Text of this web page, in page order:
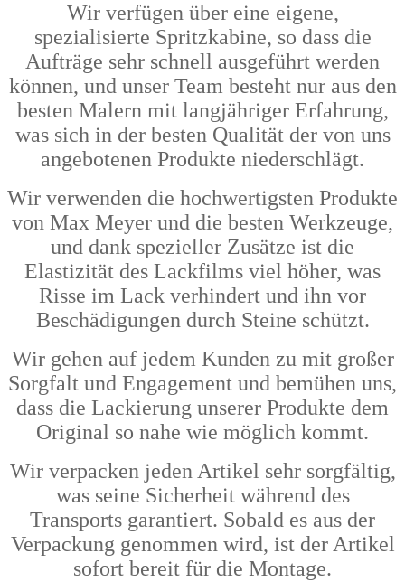
Wir verfügen über eine eigene,
spezialisierte Spritzkabine, so dass die
Aufträge sehr schnell ausgeführt werden
können, und unser Team besteht nur aus den
besten Malern mit langjähriger Erfahrung,
was sich in der besten Qualität der von uns
angebotenen Produkte niederschlägt.
Wir verwenden die hochwertigsten Produkte
von Max Meyer und die besten Werkzeuge,
und dank spezieller Zusätze ist die
Elastizität des Lackfilms viel höher, was
Risse im Lack verhindert und ihn vor
Beschädigungen durch Steine schützt.
Wir gehen auf jedem Kunden zu mit großer
Sorgfalt und Engagement und bemühen uns,
dass die Lackierung unserer Produkte dem
Original so nahe wie möglich kommt.
Wir verpacken jeden Artikel sehr sorgfältig,
was seine Sicherheit während des
Transports garantiert. Sobald es aus der
Verpackung genommen wird, ist der Artikel
sofort bereit für die Montage.